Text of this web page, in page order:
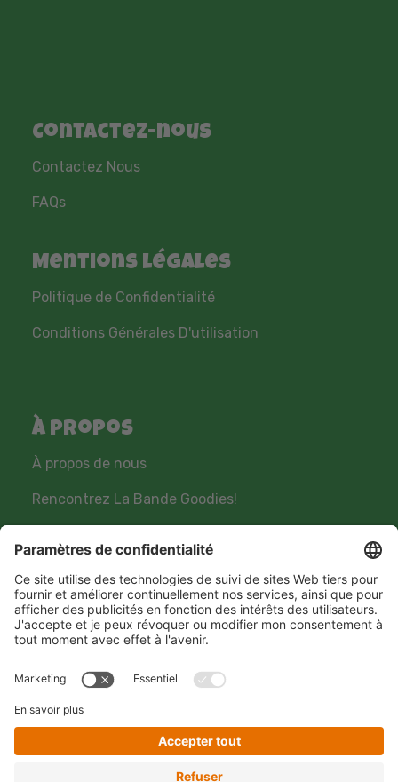
Contactez-nous
Contactez Nous
FAQs
Mentions légales
Politique de Confidentialité
Conditions Générales D'utilisation
À propos
À propos de nous
Rencontrez La Bande Goodies!
Réseaux sociaux
Hero Global
Copyright © Hero 2026